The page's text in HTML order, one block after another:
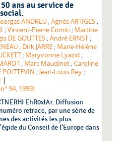
ans au service de
ANDREU ;Agnès ARTIGES ;
;Vincent-Pierre Comiti ; Martine
DE GOUTTES ;André ERNST ;
; Dirk JARRE ; Marie-Hélène
; Maryvonne Lyazid ;
; Marc Maudinet ;Caroline
POITTEVIN ; Jean-Louis Rey ;
|
94, 1999)
EhR0xlAr. Diffusion
retrace, par une série de
des activités les plus
du Conseil de l'Europe dans